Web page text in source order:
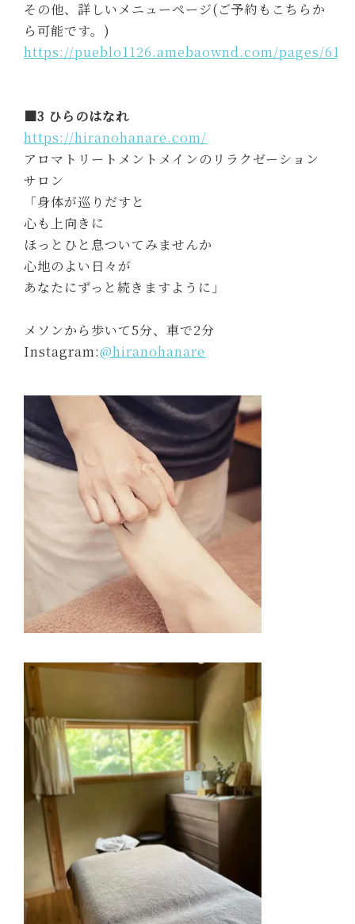
その他、詳しいメニューページ(ご予約もこちらか
ら可能です。)
https://pueblo1126.amebaownd.com/pages/
■3 ひらのはなれ
https://hiranohanare.com/
アロマトリートメントメインのリラクゼーション
サロン
「身体が巡りだすと
心も上向きに
ほっとひと息ついてみませんか
心地のよい日々が
あなたにずっと続きますように」
メソンから歩いて5分、車で2分
Instagram:@hiranohanare